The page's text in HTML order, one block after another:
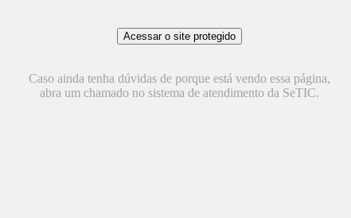
Caso ainda tenha dúvidas de porque está vendo essa página,
abra um chamado no sistema de atendimento da SeTIC.